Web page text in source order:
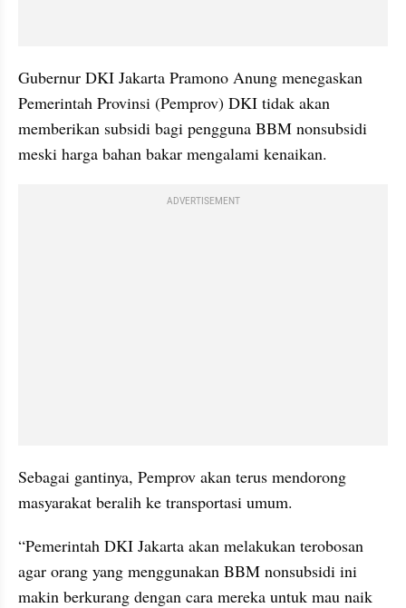
Gubernur DKI Jakarta Pramono Anung menegaskan
Pemerintah Provinsi (Pemprov) DKI tidak akan
memberikan subsidi bagi pengguna BBM nonsubsidi
meski harga bahan bakar mengalami kenaikan.
ADVERTISEMENT
Sebagai gantinya, Pemprov akan terus mendorong
masyarakat beralih ke transportasi umum.
“Pemerintah DKI Jakarta akan melakukan terobosan
agar orang yang menggunakan BBM nonsubsidi ini
makin berkurang dengan cara mereka untuk mau naik